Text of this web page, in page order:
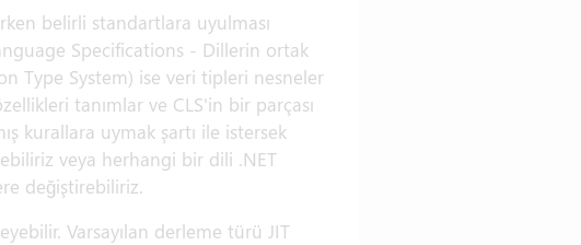
belirli standartlara uyulması
Specifications - Dillerin ortak
Type System) ise veri tipleri nesneler
tanımlar ve CLS'in bir parçası
kurallara uymak şartı ile istersek
veya herhangi bir dili .NET
değiştirebiliriz.
Varsayılan derleme türü JIT